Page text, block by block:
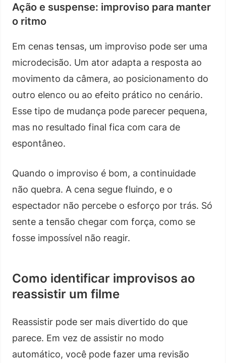
Ação e suspense: improviso para manter
o ritmo
Em cenas tensas, um improviso pode ser uma
microdecisão. Um ator adapta a resposta ao
movimento da câmera, ao posicionamento do
outro elenco ou ao efeito prático no cenário.
Esse tipo de mudança pode parecer pequena,
mas no resultado final fica com cara de
espontâneo.
Quando o improviso é bom, a continuidade
não quebra. A cena segue fluindo, e o
espectador não percebe o esforço por trás. Só
sente a tensão chegar com força, como se
fosse impossível não reagir.
Como identificar improvisos ao
reassistir um filme
Reassistir pode ser mais divertido do que
parece. Em vez de assistir no modo
automático, você pode fazer uma revisão